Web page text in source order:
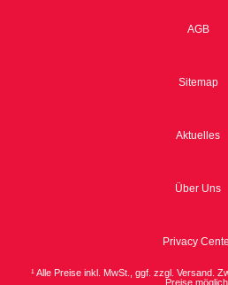
AGB
Sitemap
Aktuelles
Über Uns
Privacy
¹ Alle Preise inkl. MwSt., ggf. zzgl. Versand.
Preise möglich.